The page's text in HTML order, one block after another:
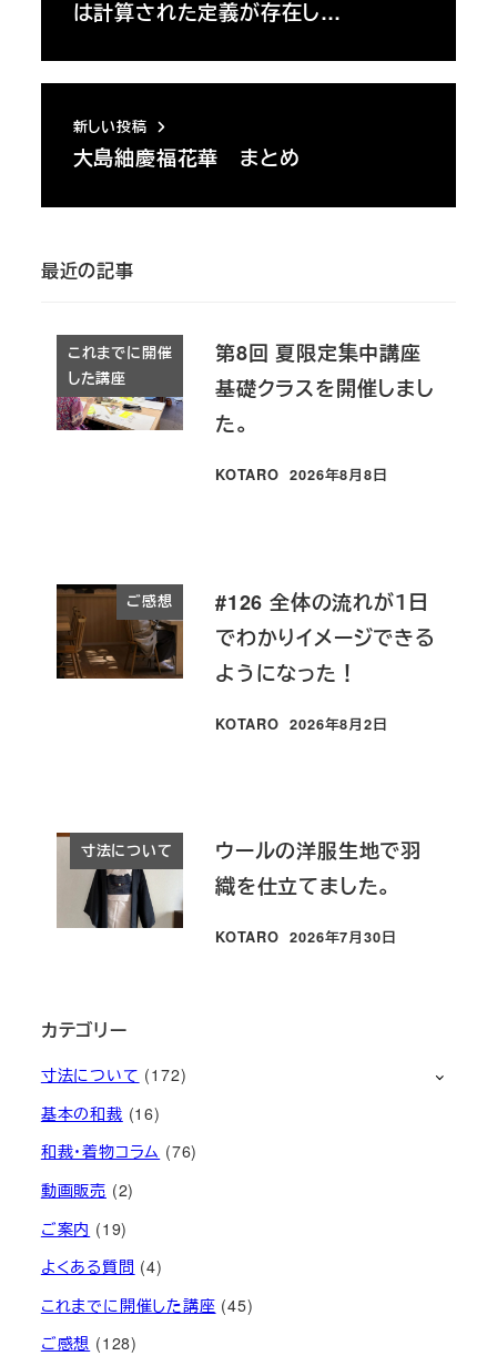
は計算された定義が存在し…
新しい投稿
大島紬慶福花華 まとめ
最近の記事
これまでに開催
した講座
第8回 夏限定集中講座
基礎クラスを開催しまし
た。
KOTARO
投稿日
2026年8月8日
ご感想
#126 全体の流れが１日
でわかりイメージできる
ようになった！
KOTARO
投稿日
2026年8月2日
寸法について
ウールの洋服生地で羽
織を仕立てました。
KOTARO
投稿日
2026年7月30日
カテゴリー
寸法について (172)
基本の和裁 (16)
和裁・着物コラム (76)
動画販売 (2)
ご案内 (19)
よくある質問 (4)
これまでに開催した講座 (45)
ご感想 (128)